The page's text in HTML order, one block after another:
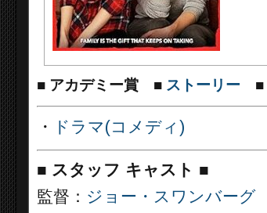
■ アカデミー賞 ■ ストーリー ■
・ ドラマ(コメディ)
■ スタッフ キャスト ■
監督： ジョー・スワンバーグ